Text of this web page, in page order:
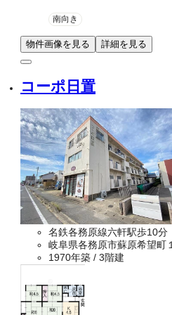
南向き
物件画像を見る 詳細を見る
コーポ日置
名鉄各務原線六軒駅歩10分
岐阜県各務原市蘇原希望町
1970年築 / 3階建